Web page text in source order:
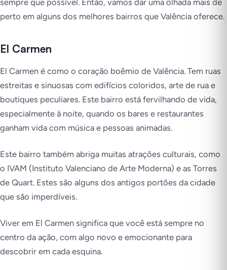
sempre que possível. Então, vamos dar uma olhada mais de
perto em alguns dos melhores bairros que Valência oferece.
El Carmen
El Carmen é como o coração boêmio de Valência. Tem ruas
estreitas e sinuosas com edifícios coloridos, arte de rua e
boutiques peculiares. Este bairro está fervilhando de vida,
especialmente à noite, quando os bares e restaurantes
ganham vida com música e pessoas animadas.
Este bairro também abriga muitas atrações culturais, como
o IVAM (Instituto Valenciano de Arte Moderna) e as Torres
de Quart. Estes são alguns dos antigos portões da cidade
que são imperdíveis.
Viver em El Carmen significa que você está sempre no
centro da ação, com algo novo e emocionante para
descobrir em cada esquina.